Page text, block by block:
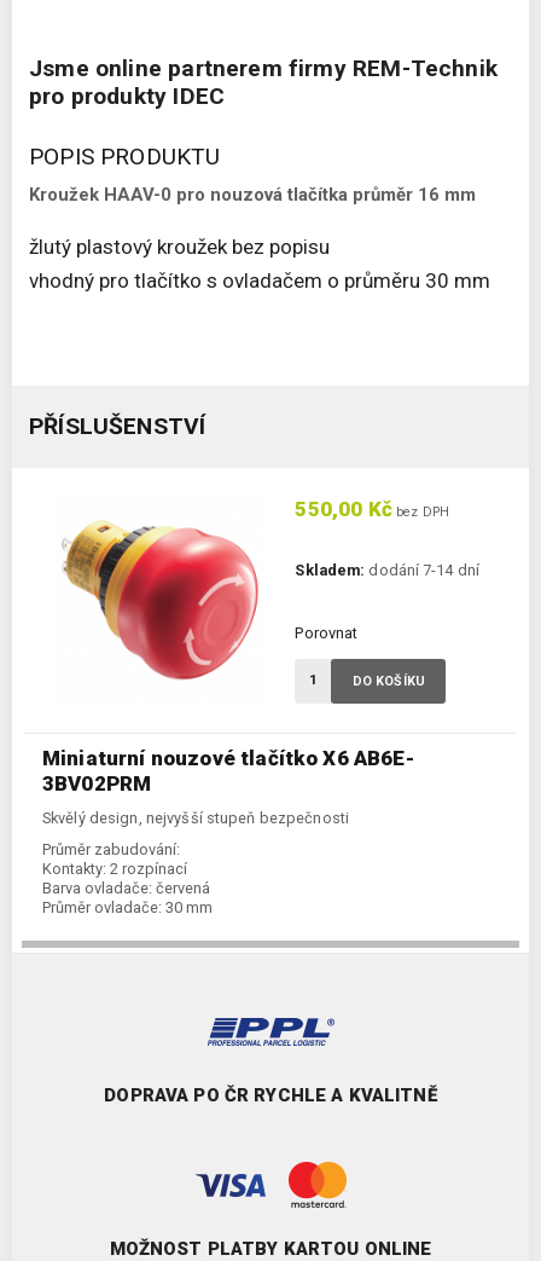
Jsme online partnerem firmy REM-Technik
pro produkty IDEC
POPIS PRODUKTU
Kroužek HAAV-0 pro nouzová tlačítka průměr 16 mm
žlutý plastový kroužek bez popisu
vhodný pro tlačítko s ovladačem o průměru 30 mm
PŘÍSLUŠENSTVÍ
Miniaturní nouzové tlačítko X6 AB6E-
3BV02PRM
Skvělý design, nejvyšší stupeň bezpečnosti
Průměr zabudování:
Kontakty: 2 rozpínací
Barva ovladače: červená
Průměr ovladače: 30 mm
550,00 Kč bez DPH
Skladem: dodání 7-14 dní
Porovnat
DO KOŠÍKU
DOPRAVA PO ČR RYCHLE A KVALITNĚ
MOŽNOST PLATBY KARTOU ONLINE